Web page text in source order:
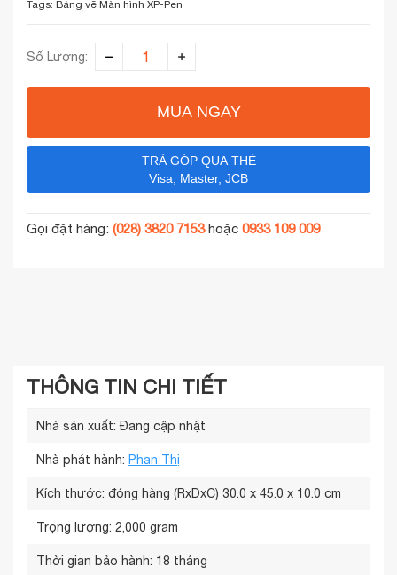
Tags: Bảng vẽ Màn hình XP-Pen
Số Lượng:
MUA NGAY
TRẢ GÓP QUA THẺ
Visa, Master, JCB
Gọi đặt hàng: (028) 3820 7153hoặc 0933 109 009
THÔNG TIN CHI TIẾT
Nhà sản xuất:Đang cập nhật
Nhà phát hành: Phan Thị
Kích thước: đóng hàng (RxDxC) 30.0 x 45.0 x 10.0 cm
Trọng lượng: 2,000 gram
Thời gian bảo hành: 18 tháng